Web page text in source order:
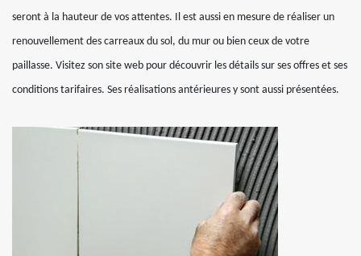
seront à la hauteur de vos attentes. Il est aussi en mesure de réaliser un
renouvellement des carreaux du sol, du mur ou bien ceux de votre
paillasse. Visitez son site web pour découvrir les détails sur ses offres et ses
conditions tarifaires. Ses réalisations antérieures y sont aussi présentées.